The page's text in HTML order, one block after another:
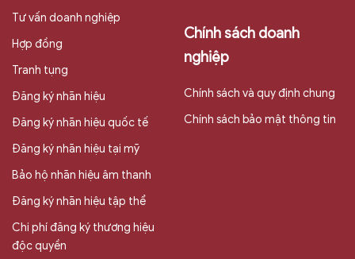
Tư vấn doanh nghiệp
Hợp đồng
Tranh tụng
Đăng ký nhãn hiệu
Đăng ký nhãn hiệu quốc tế
Đăng ký nhãn hiệu tại mỹ
Bảo hộ nhãn hiệu âm thanh
Đăng ký nhãn hiệu tập thể
Chi phí đăng ký thương hiệu
độc quyền
Chính sách doanh
nghiệp
Chính sách và quy định chung
Chính sách bảo mật thông tin